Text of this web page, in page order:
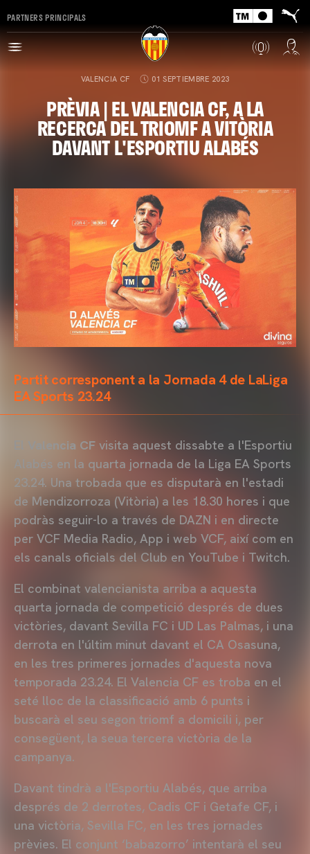
PARTNERS PRINCIPALS
VALENCIA CF 01 SEPTIEMBRE 2023
PRÈVIA | EL VALENCIA CF, A LA
RECERCA DEL TRIOMF A VITÒRIA
DAVANT L'ESPORTIU ALABÉS
Partit corresponent a la Jornada 4 de LaLiga
EA Sports 23.24
Valencia CF visita aquest dissabte a l'Esportiu
Alabés en la quarta jornada de la Liga EA Sports
23.24. Una trobada que es disputarà en l'estadi
de Mendizorroza (Vitòria) a les 18.30 hores i que
podràs seguir-lo a través de DAZN i en directe
per VCF Media Radio, App i web VCF, així com en
els canals oficials del Club en YouTube i Twitch.
El combinat valencianista arriba a aquesta
quarta jornada de competició després de dues
victòries, davant Sevilla FC i UD Las Palmas, i una
derrota en l'últim minut davant el CA Osasuna,
en les tres primeres jornades d'aquesta nova
temporada 23.24. El Valencia CF es troba en el
seté lloc de la classificació amb 6 punts i
buscarà el seu segon triomf a domicili i, per
consegüent, la seua tercera victòria de la
campanya.
Davant tindrà a l'Esportiu Alabés, que arriba
després de 2 derrotes, Cadis CF i Getafe CF, i
una victòria, Sevilla FC, en les tres jornades
prèvies. El conjunt ‘babazorro’ intentarà el seu